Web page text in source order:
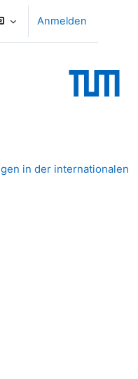
Anmelden
in der internationalen